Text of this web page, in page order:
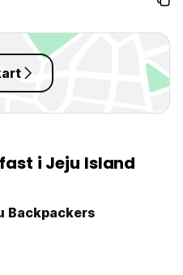
i Jeju Island
Backpackers